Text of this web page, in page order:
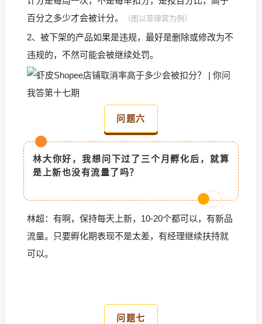
百分之多少才会被计分。
（图以菲律宾为例）
2、被下架的产品如果是违规，最好是删除或修改为不
违规的，不然可能会被继续处罚。
问题六
林大你好，我想问下过了三个月孵化后，就算
是上新也没有流量了吗？
林超：有啊，保持每天上新，10-20个都可以，有新品
流量。只要孵化期表现不是太差，有经理继续扶持就
可以。
问题七